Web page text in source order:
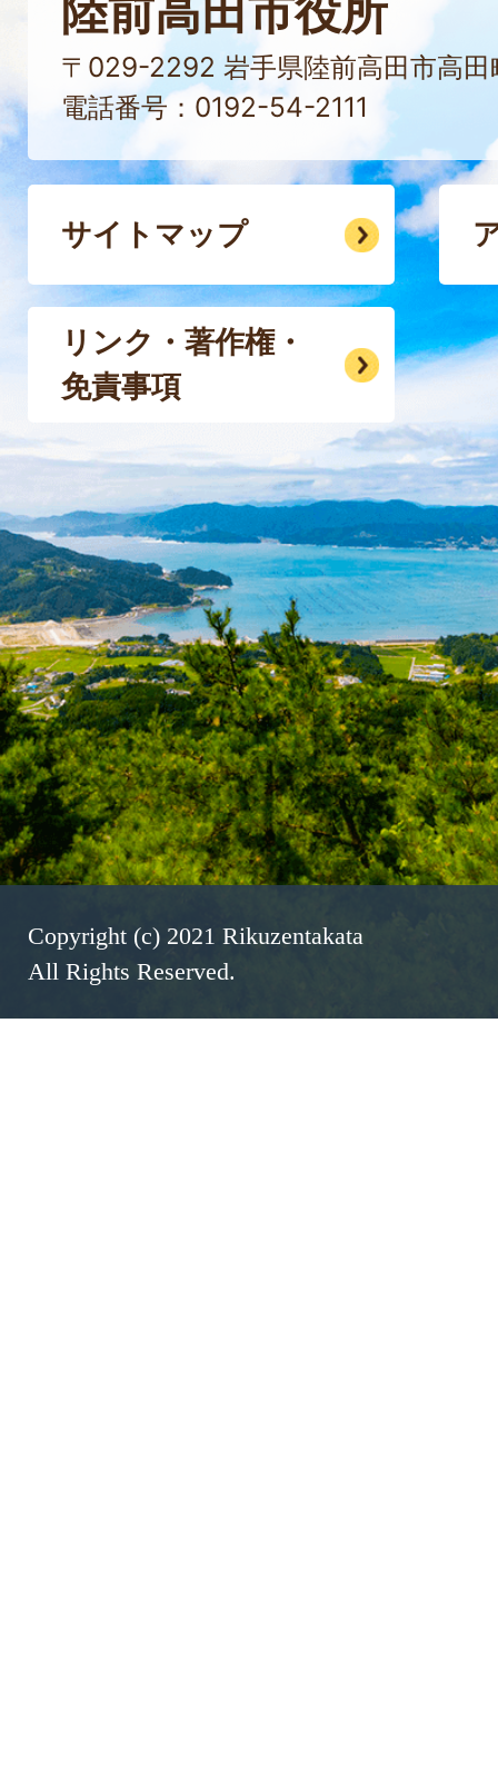
陸前高田市役所
〒029-2292 岩手県陸前高田市高田
電話番号：0192-54-2111
サイトマップ
リンク・著作権・
免責事項
Copyright (c) 2021 Rikuzentakata
All Rights Reserved.